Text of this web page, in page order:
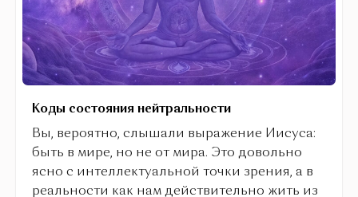
Коды состояния нейтральности
Вы, вероятно, слышали выражение Иисуса:
быть в мире, но не от мира. Это довольно
ясно с интеллектуальной точки зрения, а в
реальности как нам действительно жить из